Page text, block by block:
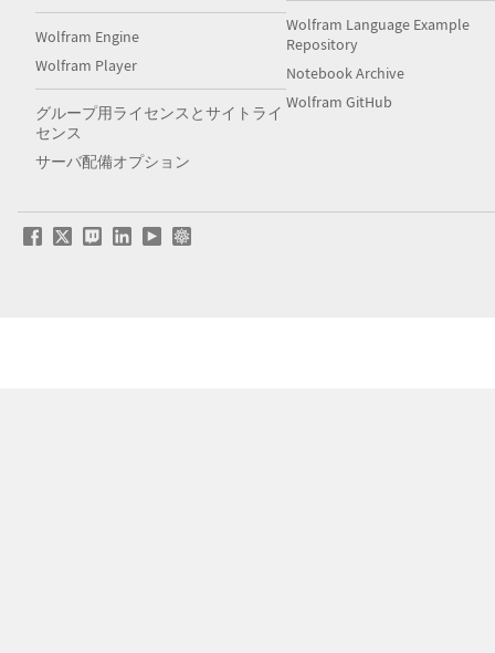
Wolfram Engine
Wolfram Player
グループ用ライセンスとサイトライ
センス
サーバ配備オプション
Wolfram Language Example
Repository
Notebook Archive
Wolfram GitHub